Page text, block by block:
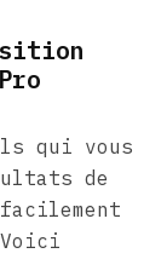
qui vous
de